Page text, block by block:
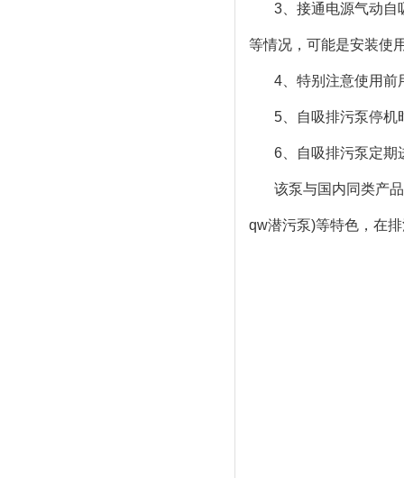
3、接通电源气动自
等情况，可能是安装使
4、特别注意使用前
5、自吸排污泵停机
6、自吸排污泵定期
该泵与国内同类产
qw潜污泵)等特色，在